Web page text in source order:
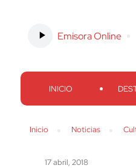
Emisora Online
INICIO
Inicio Noticias
17 abril, 2018